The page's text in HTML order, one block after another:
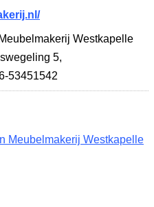
Westkapelle
5,
53451542
Meubelmakerij Westkapelle